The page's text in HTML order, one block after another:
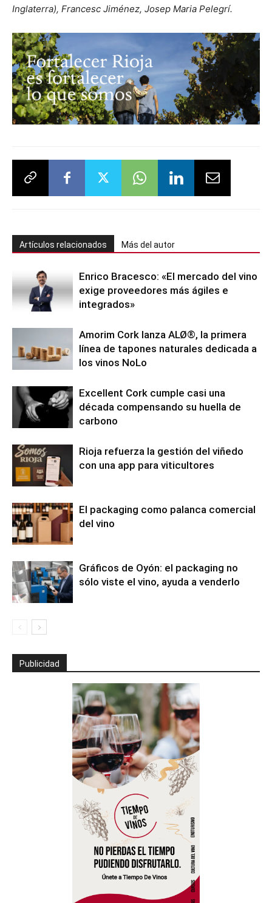
Inglaterra), Francesc Jiménez, Josep Maria Pelegrí.
Artículos relacionados Más del autor
Enrico Bracesco: «El mercado del vino
exige proveedores más ágiles e
integrados»
Amorim Cork lanza ALØ®, la primera
línea de tapones naturales dedicada a
los vinos NoLo
Excellent Cork cumple casi una
década compensando su huella de
carbono
Rioja refuerza la gestión del viñedo
con una app para viticultores
El packaging como palanca comercial
del vino
Gráficos de Oyón: el packaging no
sólo viste el vino, ayuda a venderlo
Publicidad